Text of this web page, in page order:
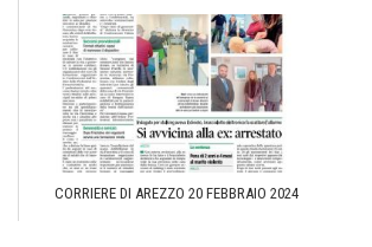
CORRIERE DI AREZZO 20 FEBBRAIO 2024